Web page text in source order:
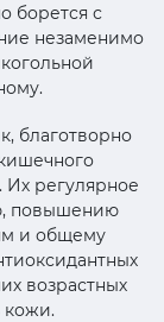
борется с
незаменимо
благотворно
Их регулярное
повышению
и общему
возрастных
кожи.